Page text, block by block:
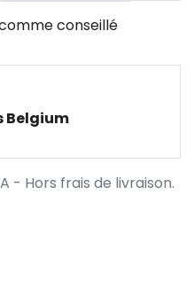
conseillé
Belgium
- Hors frais de livraison.